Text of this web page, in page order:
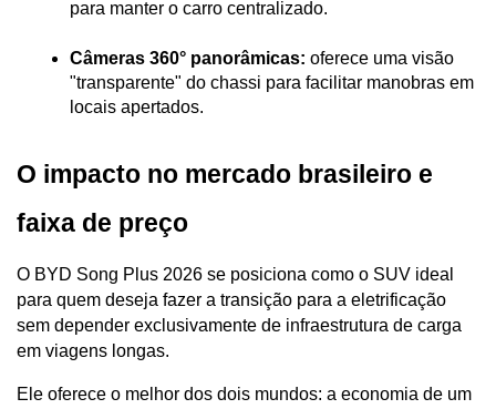
para manter o carro centralizado.
Câmeras 360° panorâmicas: oferece uma visão
"transparente" do chassi para facilitar manobras em
locais apertados.
O impacto no mercado brasileiro e
faixa de preço
O BYD Song Plus 2026 se posiciona como o SUV ideal
para quem deseja fazer a transição para a eletrificação
sem depender exclusivamente de infraestrutura de carga
em viagens longas.
Ele oferece o melhor dos dois mundos: a economia de um